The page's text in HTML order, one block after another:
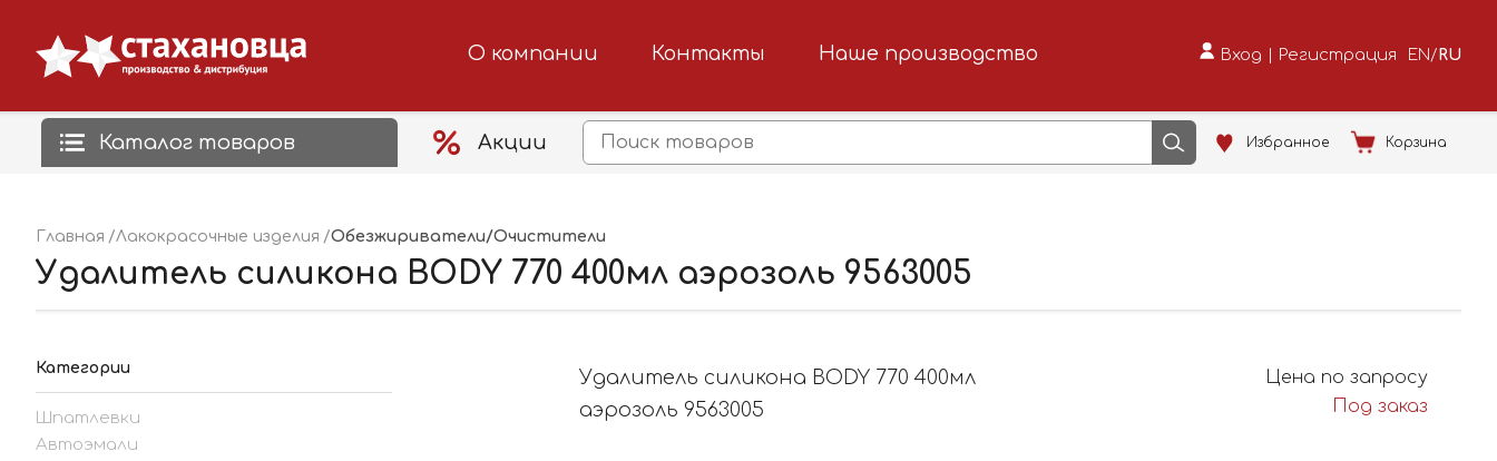
О компании Контакты Наше производство Вход | Регистрация EN /RU
Каталог товаров Акции Избранное Корзина
Главная Лакокрасочные изделия Обезжириватели/Очистители
Удалитель силикона BODY 770 400мл аэрозоль 9563005
Категории
Шпатлевки
Автоэмали
Удалитель силикона BODY 770 400мл
аэрозоль 9563005
Цена по запросу
Под заказ